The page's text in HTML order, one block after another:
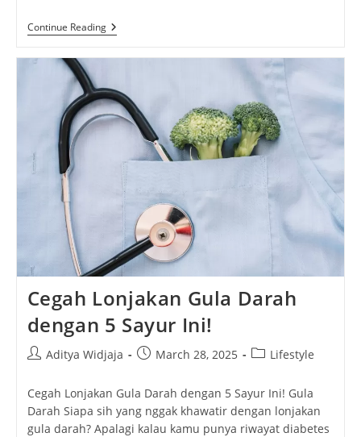
Continue ReadingNashville:
Tempat
Hot
Chicken
Paling
Nendang!
Cegah Lonjakan Gula Darah
dengan 5 Sayur Ini!
PostAditya Widjaja
PostMarch 28, 2025
PostLifestyle
Cegah Lonjakan Gula Darah dengan 5 Sayur Ini! Gula
Darah Siapa sih yang nggak khawatir dengan lonjakan
gula darah? Apalagi kalau kamu punya riwayat diabetes